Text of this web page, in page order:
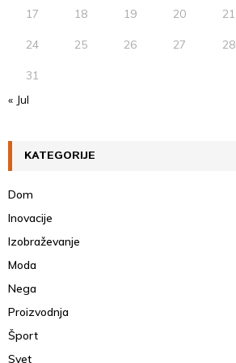
17 18 19 20 21
24 25 26 27 28
31
« Jul
KATEGORIJE
Dom
Inovacije
Izobraževanje
Moda
Nega
Proizvodnja
Šport
Svet